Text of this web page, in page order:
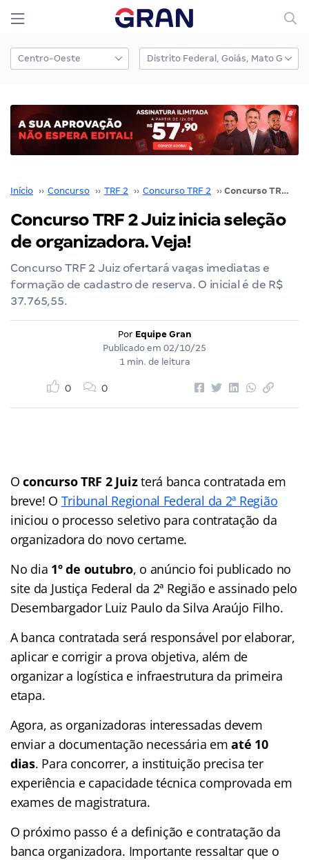
Início ›› Concurso ›› TRF 2 ›› Concurso TRF 2 ›› Concurso TRF 2 Juiz inicia seleção de organizadora. Veja!
Concurso TRF 2 Juiz inicia seleção
de organizadora. Veja!
Concurso TRF 2 Juiz ofertará vagas imediatas e
formação de cadastro de reserva. O inicial é de R$
37.765,55.
Por Equipe Gran
Publicado em 02/10/25
1 min. de leitura
0 0
O concurso TRF 2 Juizterá banca contratada em
breve! O Tribunal Regional Federal da 2ª Região
iniciou o processo seletivo para contratação da
organizadora do novo certame.
No dia 1º de outubro, o anúncio foi publicado no
site da Justiça Federal da 2ª Região e assinado pelo
Desembargador Luiz Paulo da Silva Araújo Filho.
A banca contratada será responsável por elaborar,
aplicar e corrigir a prova objetiva, além de
organizar a logística e infraestrutura da primeira
etapa.
Agora, as organizadoras interessadas devem
enviar a documentação necessária ematé 10
dias. Para concorrer, a instituição precisa ter
experiência e capacidade técnica comprovada em
exames de magistratura.
O próximo passo é a definição e contratação da
banca organizadora. Importante ressaltar que o